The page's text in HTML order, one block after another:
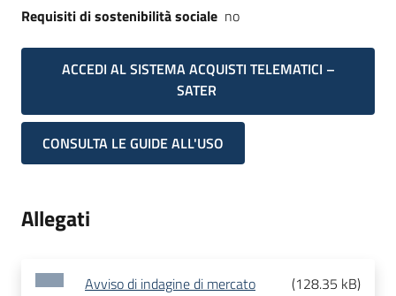
Requisiti di sostenibilità sociale no
ACCEDI AL SISTEMA ACQUISTI TELEMATICI –
SATER
CONSULTA LE GUIDE ALL'USO
Allegati
Avviso di indagine di mercato (128.35 kB)